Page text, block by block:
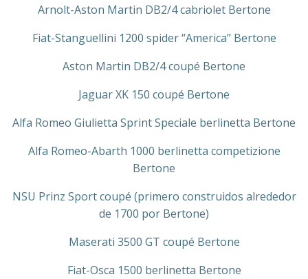
Arnolt-Aston Martin DB2/4 cabriolet Bertone
Fiat-Stanguellini 1200 spider “America” Bertone
Aston Martin DB2/4 coupé Bertone
Jaguar XK 150 coupé Bertone
Alfa Romeo Giulietta Sprint Speciale berlinetta Bertone
Alfa Romeo-Abarth 1000 berlinetta competizione
Bertone
NSU Prinz Sport coupé (primero construidos alrededor
de 1700 por Bertone)
Maserati 3500 GT coupé Bertone
Fiat-Osca 1500 berlinetta Bertone